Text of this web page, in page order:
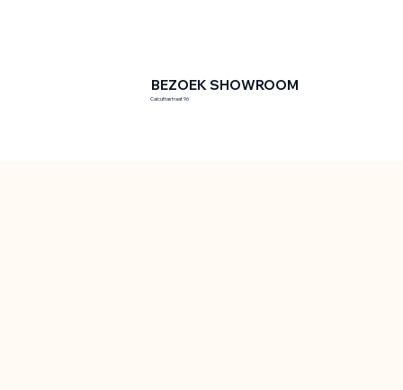
BEZOEK SHOWROOM
Calcuttastraat 96